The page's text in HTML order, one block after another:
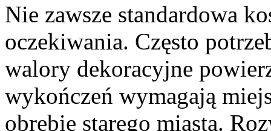
Nie zawsze standardowa
oczekiwania. Często
walory dekoracyjne
wykończeń wymagają
obrębie starego miasta.